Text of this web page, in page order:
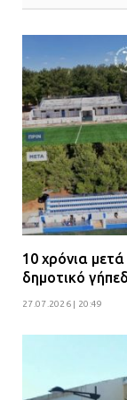
10 χρόνια
δημοτικό
27.07.2026 | 20:49